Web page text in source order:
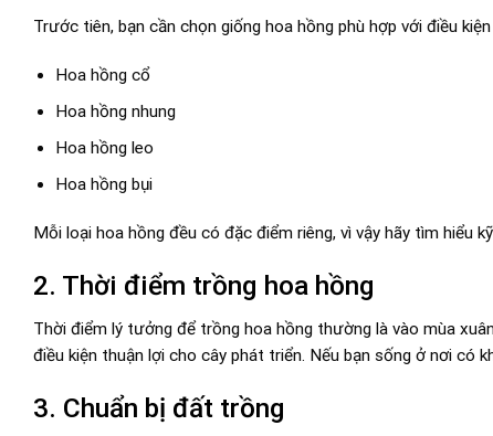
Trước tiên, bạn cần chọn giống hoa hồng phù hợp với điều
Hoa hồng cổ
Hoa hồng nhung
Hoa hồng leo
Hoa hồng bụi
Mỗi loại hoa hồng đều có đặc điểm riêng, vì vậy hãy tìm hiểu
2. Thời điểm trồng hoa hồng
Thời điểm lý tưởng để trồng hoa hồng thường là vào mùa
điều kiện thuận lợi cho cây phát triển. Nếu bạn sống ở nơi có
3. Chuẩn bị đất trồng